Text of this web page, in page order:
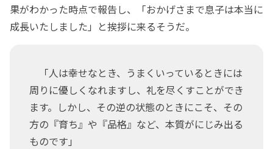
果がわかった時点で報告し、「おかげさまで息子は本当に
成長いたしました」と挨拶に来るそうだ。
「人は幸せなとき、うまくいっているときには
周りに優しくなれますし、礼を尽くすことができ
ます。しかし、その逆の状態のときにこそ、その
方の『育ち』や『品格』など、本質がにじみ出る
ものです」